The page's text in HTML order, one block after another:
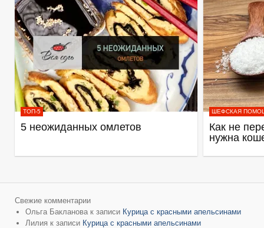
ТОП-5
5 неожиданных омлетов
ШЕФСКАЯ
Как не
нужна
Свежие комментарии
Ольга Бакланова к записи Курица с красными апельсинами
Лилия к записи Курица с красными апельсинами